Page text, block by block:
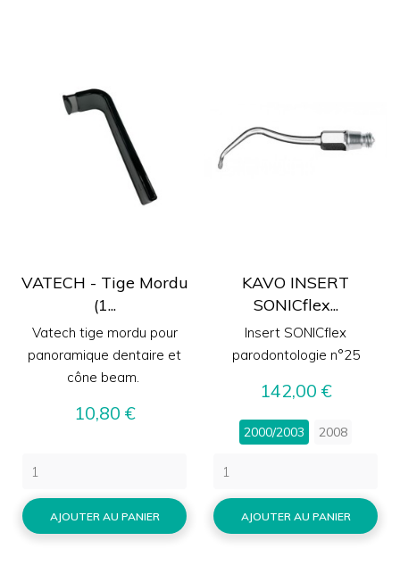
VATECH - Tige Mordu
(1...
Vatech tige mordu pour
panoramique dentaire et
cône beam.
Prix
10,80 €
AJOUTER AU PANIER
KAVO INSERT
SONICflex...
Insert SONICflex
parodontologie n°25
Prix
142,00 €
2000/2003 2008
AJOUTER AU PANIER